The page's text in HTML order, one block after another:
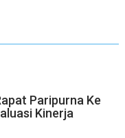
Paripurna Ke
Kinerja